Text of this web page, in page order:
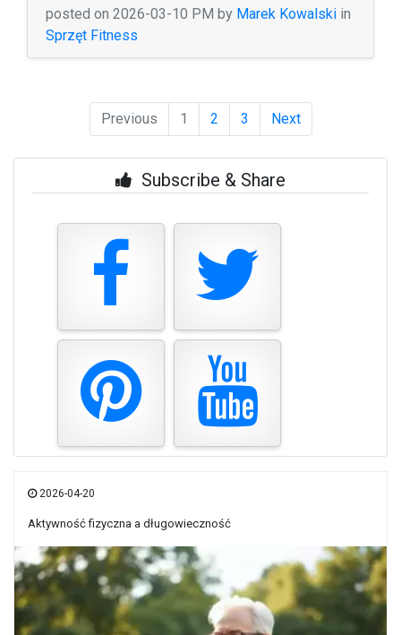
posted on 2026-03-10 PM by Marek Kowalski in
Sprzęt Fitness
Previous 1 2 3 Next
Subscribe & Share
2026-04-20
Aktywność fizyczna a długowieczność